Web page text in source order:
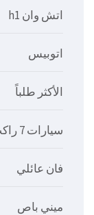
اتش وان h1
اتوبيس
الأكثر طلباً
سيارات 7 راكب
فان عائلي
ميني باص